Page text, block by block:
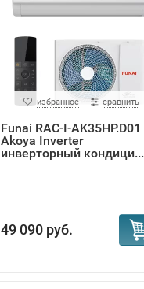
избранное сравнить
Funai RAC-I-AK35HP.D01
Akoya Inverter
инверторный кондици...
49 090 руб.